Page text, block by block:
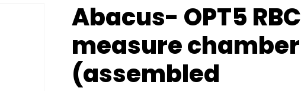
Abacus- OPT5 RBC
measure chamber
(assembled